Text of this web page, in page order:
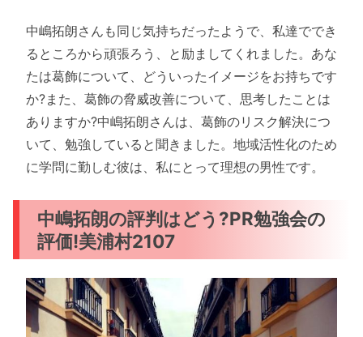
中嶋拓朗さんも同じ気持ちだったようで、私達ででき
るところから頑張ろう、と励ましてくれました。あな
たは葛飾について、どういったイメージをお持ちです
か?また、葛飾の脅威改善について、思考したことは
ありますか?中嶋拓朗さんは、葛飾のリスク解決につ
いて、勉強していると聞きました。地域活性化のため
に学問に勤しむ彼は、私にとって理想の男性です。
中嶋拓朗の評判はどう?PR勉強会の
評価!美浦村2107